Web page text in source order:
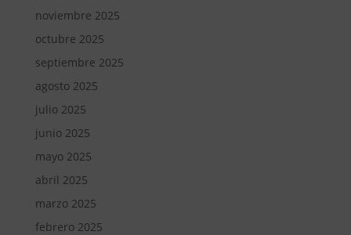
noviembre 2025
octubre 2025
septiembre 2025
agosto 2025
julio 2025
junio 2025
mayo 2025
abril 2025
marzo 2025
febrero 2025